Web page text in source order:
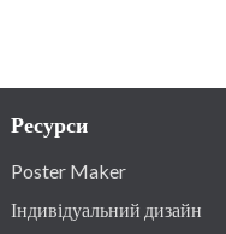
Ресурси
Poster Maker
Індивідуальний дизайн